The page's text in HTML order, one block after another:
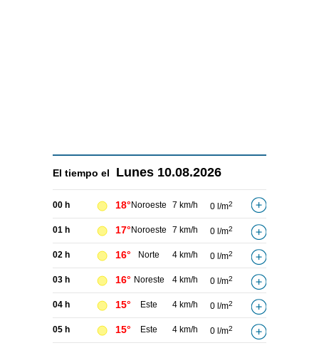
El tiempo el Lunes 10.08.2026
00 h 18° Noroeste 7 km/h 0 l/m2
01 h 17° Noroeste 7 km/h 0 l/m2
02 h 16° Norte 4 km/h 0 l/m2
03 h 16° Noreste 4 km/h 0 l/m2
04 h 15° Este 4 km/h 0 l/m2
05 h 15° Este 4 km/h 0 l/m2